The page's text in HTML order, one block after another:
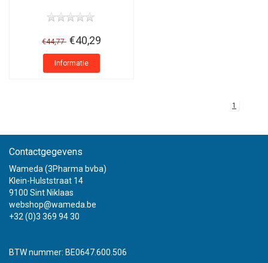
€44,77 €40,29
Informatie
1
Contactgegevens
Wameda (3Pharma bvba)
Klein-Hulststraat 14
9100 Sint Niklaas
webshop@wameda.be
+32 (0)3 369 94 30
BTW nummer: BE0647.600.506